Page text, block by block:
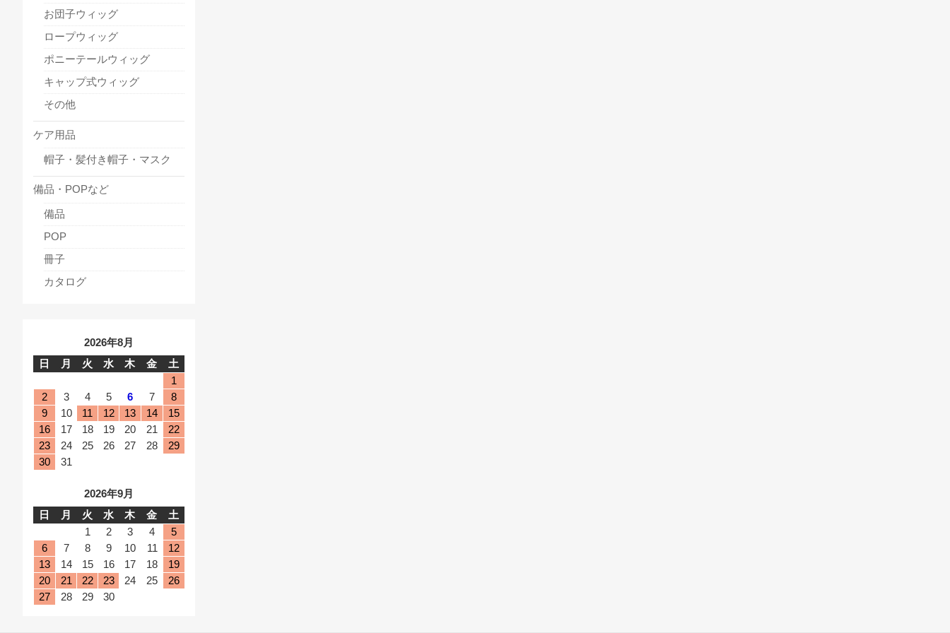
お団子ウィッグ
ロープウィッグ
ポニーテールウィッグ
キャップ式ウィッグ
その他
ケア用品
帽子・髪付き帽子・マスク
備品・POPなど
備品
POP
冊子
カタログ
2026年8月
日
月 火 水 木 金
土
1
2
3 4 5 6 7
8
9
10 11 12 13 14
15
16
17 18 19 20 21
22
23
24 25 26 27 28
29
30
31
2026年9月
日
月 火 水 木 金
土
1
2 3 4
5
6
7 8 9 10 11
12
13
14 15 16 17 18
19
20
21 22 23 24 25
26
27
28 29 30